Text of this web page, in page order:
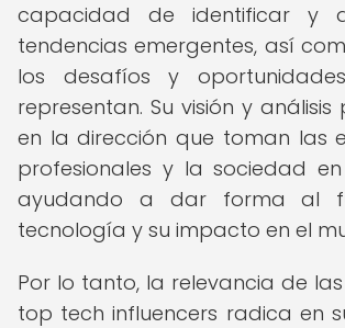
capacidad de identificar y
tendencias emergentes, así
los desafíos y
representan. Su visión y análisis
en la dirección que toman las
profesionales y la sociedad
ayudando a dar forma al
tecnología y su impacto en el
Por lo tanto, la relevancia de
top tech influencers radica en